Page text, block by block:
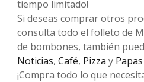
tiempo limitado!
Si deseas comprar otros
consulta todo el folleto de
de bombones, también
Noticias, Café, Pizza y Papas
¡Compra todo lo que